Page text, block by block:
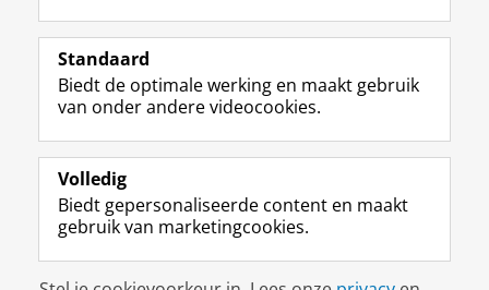
Volg de RUG
F
a
e
b
o
p
a
i
L
i
k
e
I
-
p
g
R
S
-
f
e
R
k
I
n
t
r
m
c
Y
o
T
e
k
a
Studiekiezers
Alumni
Over ons
Disclaimer & Copyright
Standaard
Biedt de optimale werking en maakt gebruik
van onder andere videocookies.
Volledig
Biedt gepersonaliseerde content en maakt
gebruik van marketingcookies.